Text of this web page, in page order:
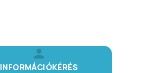
INFORMÁCIÓKÉRÉS